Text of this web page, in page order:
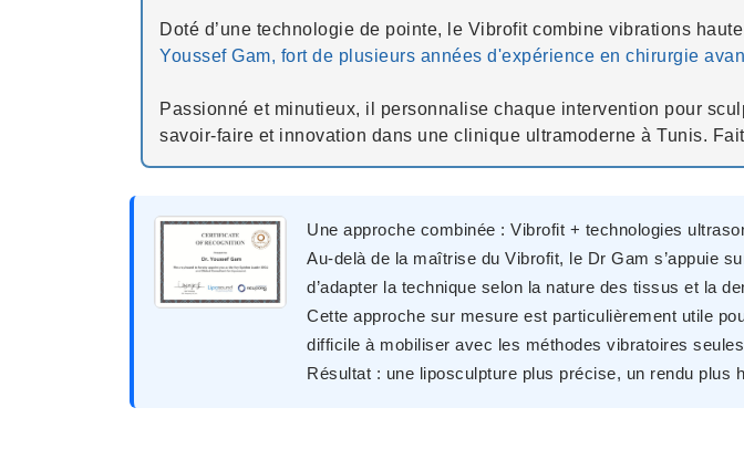
Doté d’une technologie de pointe, le Vibrofit combine vibrations
Youssef Gam, fort de plusieurs années d'expérience en chirurgie
Passionné et minutieux, il personnalise chaque intervention pour
savoir-faire et innovation dans une clinique ultramoderne à Tunis.
Une approche combinée : Vibrofit + technologies
Au-delà de la maîtrise du Vibrofit, le Dr Gam s’appuie
d’adapter la technique selon la nature des tissus et la
Cette approche sur mesure est particulièrement utile
difficile à mobiliser avec les méthodes vibratoires
Résultat : une liposculpture plus précise, un rendu plus